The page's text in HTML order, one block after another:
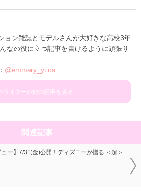
ョン雑誌とモデルさんが大好きな高校3年
なの役に立つ記事を書けるように頑張り
@emmary_yuna
ライターの他の記事を見る
関連記事
ュー】7/31(金)公開！ディズニーが贈る ＜超＞